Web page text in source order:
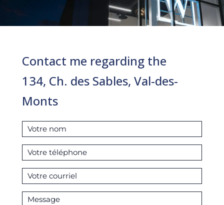
Contact me regarding the
134, Ch. des Sables, Val-des-
Monts